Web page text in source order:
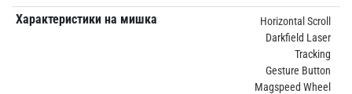
Характеристики на мишка
Horizontal Scroll
Darkfield Laser
Tracking
Gesture Button
Magspeed Wheel